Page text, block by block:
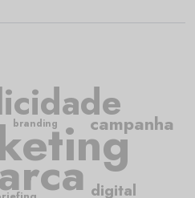
campanha
digital
branding